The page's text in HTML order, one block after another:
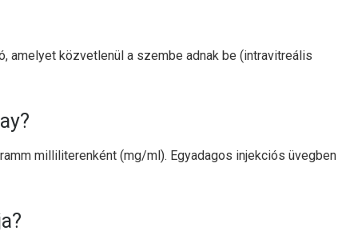
amelyet közvetlenül a szembe adnak be (intravitreális
milliliterenként (mg/ml). Egyadagos injekciós üvegben